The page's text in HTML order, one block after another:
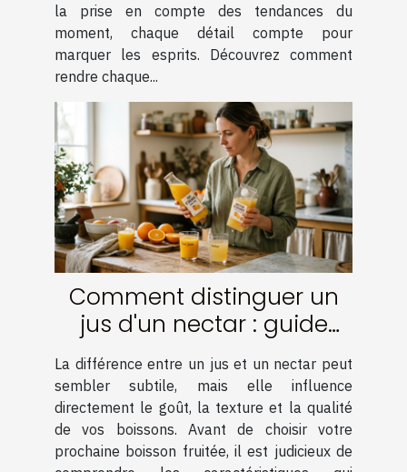
la prise en compte des tendances du
moment, chaque détail compte pour
marquer les esprits. Découvrez comment
rendre chaque...
Comment distinguer un
jus d'un nectar : guide
pratique
La différence entre un jus et un nectar peut
sembler subtile, mais elle influence
directement le goût, la texture et la qualité
de vos boissons. Avant de choisir votre
prochaine boisson fruitée, il est judicieux de